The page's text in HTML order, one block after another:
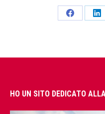
Share
HO UN SITO DEDICATO